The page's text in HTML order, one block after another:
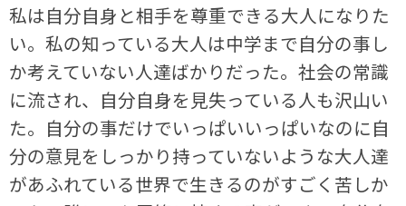
私は自分自身と相手を尊重できる大人になりた
い。私の知っている大人は中学まで自分の事し
か考えていない人達ばかりだった。社会の常識
に流され、自分自身を見失っている人も沢山い
た。自分の事だけでいっぱいいっぱいなのに自
分の意見をしっかり持っていないような大人達
があふれている世界で生きるのがすごく苦しか